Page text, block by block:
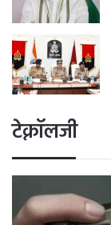
टेक्नॉलजी